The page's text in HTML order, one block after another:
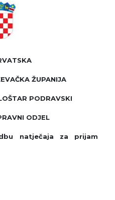
ŽUPANIJA
PODRAVSKI
ODJEL
natječaja za prijam